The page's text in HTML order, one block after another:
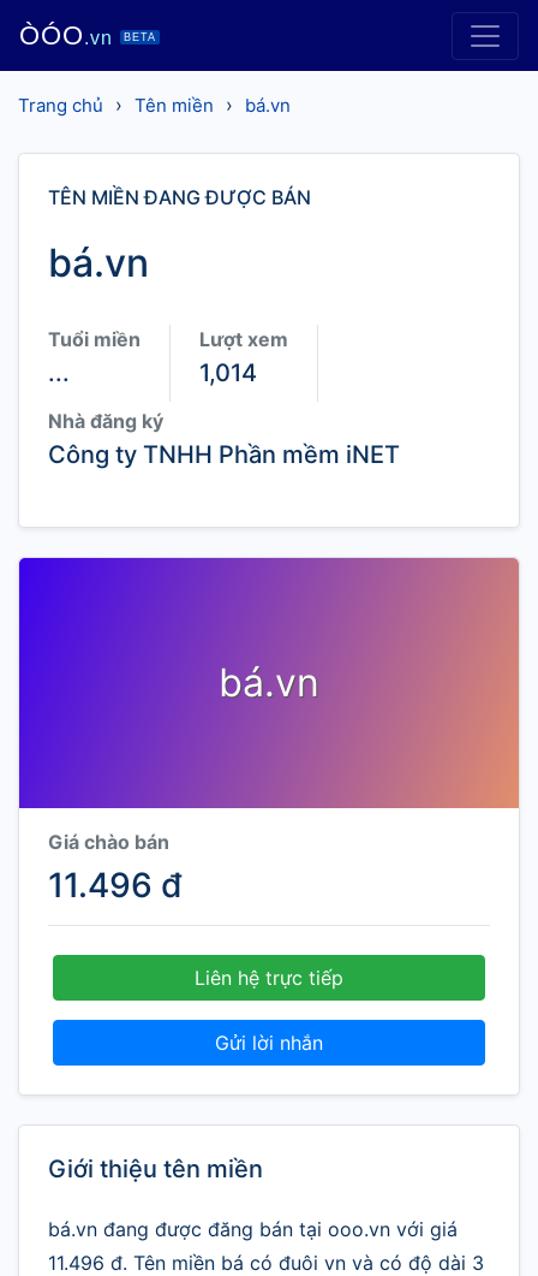
ÒÓO.vn BETA
Trang chủ › Tên miền › bá.vn
TÊN MIỀN ĐANG ĐƯỢC BÁN
bá.vn
Tuổi miền
...
Lượt xem
1,014
Nhà đăng ký
Công ty TNHH Phần mềm iNET
bá.vn
Giá chào bán
11.496 đ
Liên hệ trực tiếp
Gửi lời nhắn
Giới thiệu tên miền
bá.vn đang được đăng bán tại ooo.vn với giá
11.496 đ. Tên miền bá có đuôi vn và có độ dài 3